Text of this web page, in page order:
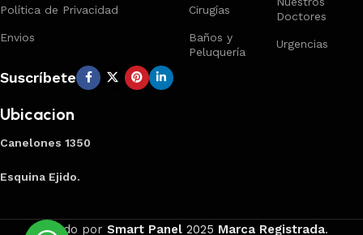
Política de Privacidad
Envios
Cirugías
Baños y
Peluquería
Doctores
Urgencias
Suscríbete
Ubicacion
Canelones 1350
Esquina Ejido.
Creado por Smart Panel 2025 Marca Registrada.